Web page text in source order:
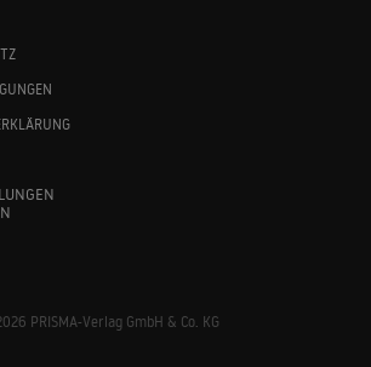
PRISMA-Verlag GmbH & Co. KG